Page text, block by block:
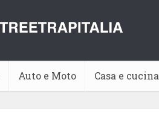
Auto e Moto Casa e cucina